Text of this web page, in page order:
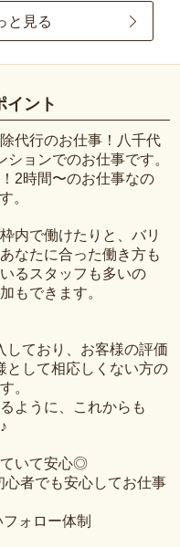
と見る
イント
代行のお仕事！八千代
ョンでのお仕事です。
2時間〜のお仕事なの
。
内で働けたりと、バリ
なたに合った働き方も
るスタッフも多いの
もできます。
しており、お客様の評価
として相応しくない方の
。
ように、これからも
いて安心◎
心者でも安心してお仕事
ォロー体制